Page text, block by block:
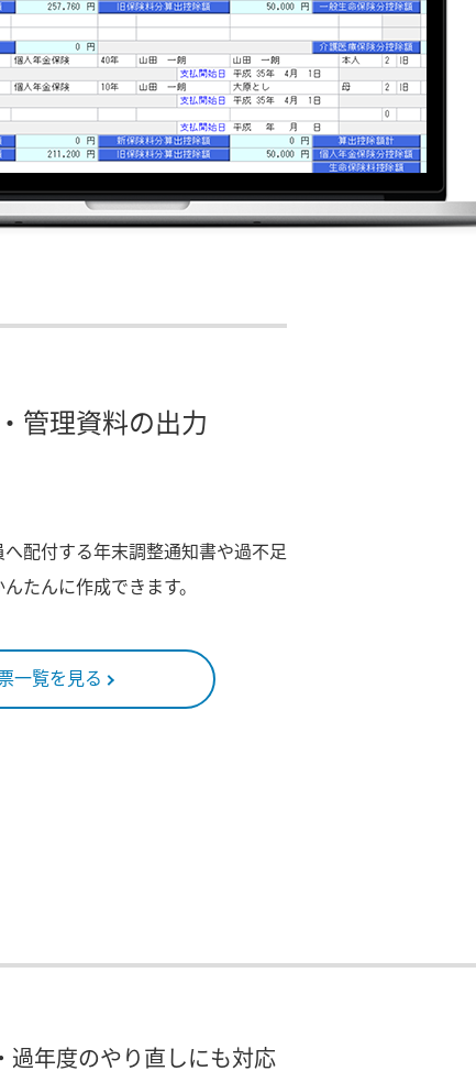
管理資料の出力
配付する年末調整通知書や過不足
たんに作成できます。
一覧を見る
過年度のやり直しにも対応